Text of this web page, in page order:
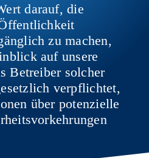
darauf, die
zu machen,
auf unsere
Betreiber solcher
verpflichtet,
über potenzielle